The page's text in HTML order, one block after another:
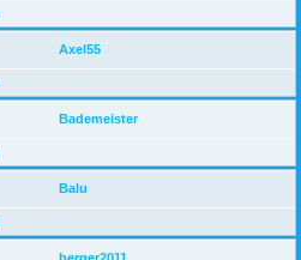
Axel55
Bademeister
Balu